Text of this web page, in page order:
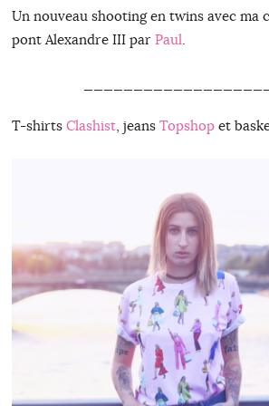
Un nouveau shooting en twins avec ma
pont Alexandre III par Paul.
T-shirts Clashist, jeans Topshopet